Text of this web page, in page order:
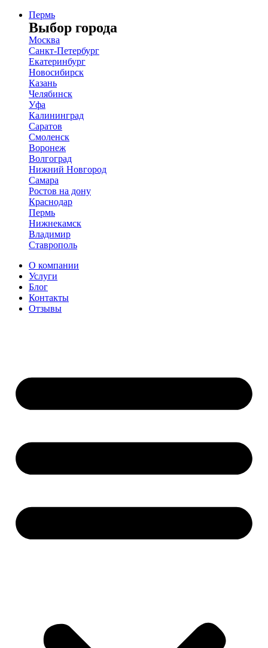
Пермь
Выбор города
Москва
Санкт-Петербург
Екатеринбург
Новосибирск
Казань
Челябинск
Уфа
Калининград
Саратов
Смоленск
Воронеж
Волгоград
Нижний Новгород
Самара
Ростов на дону
Краснодар
Пермь
Нижнекамск
Владимир
Ставрополь
О компании
Услуги
Блог
Контакты
Отзывы